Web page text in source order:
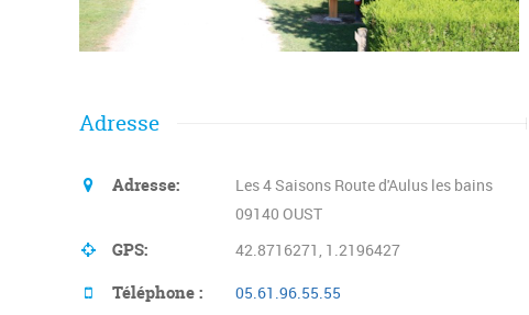
Adresse
Adresse:
Les 4 Saisons Route d'Aulus les bains
09140 OUST
GPS: 42.8716271, 1.2196427
Téléphone : 05.61.96.55.55